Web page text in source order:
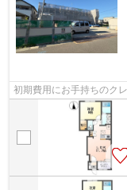
初期費用にお手持ちのク